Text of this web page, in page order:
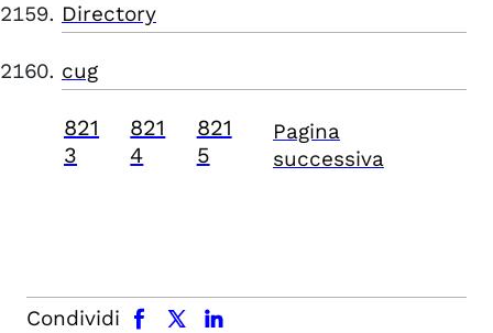
Directory
cug
821
3
821
4
821
5
Pagina
successiva
Condividi
facebook x.com linkedin